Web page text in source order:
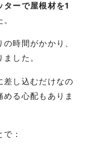
ターで屋根材を1
時間がかかり、
した。
差し込むだけなの
る心配もありま
：